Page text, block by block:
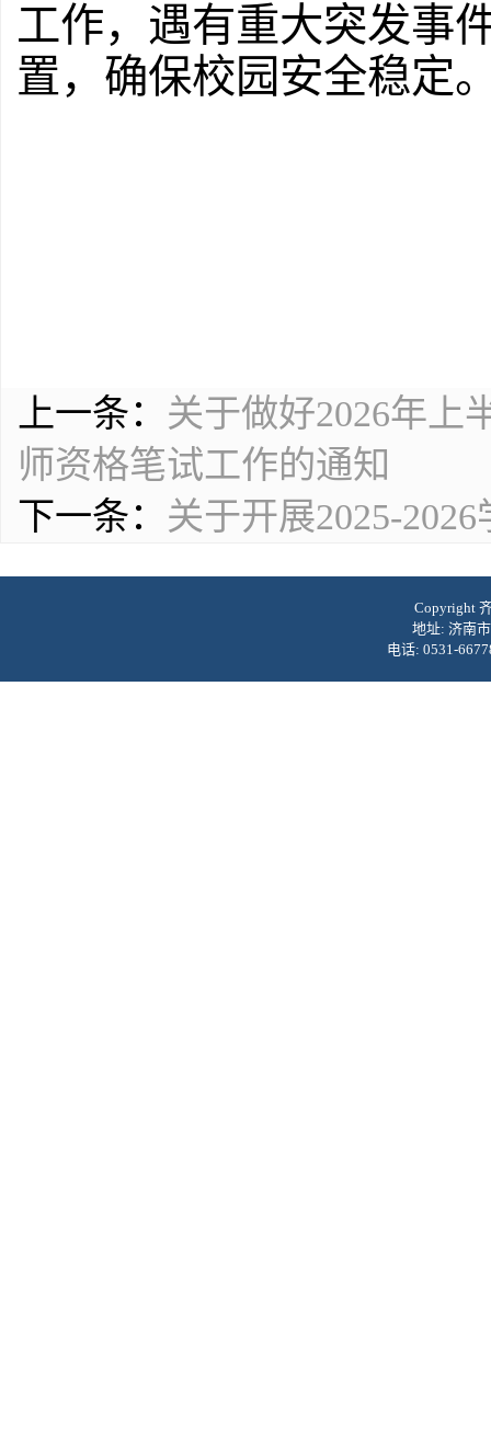
工作，遇有重大突发事
置，确保校园安全稳定
上一条： 关于做好2026年上
师资格笔试工作的通知
下一条： 关于开展2025-
Copyright
地址: 济南
电话: 0531-